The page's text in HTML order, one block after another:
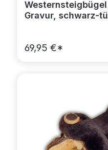
Gravur, schwarz-
69,95 €*